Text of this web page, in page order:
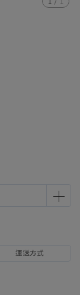
運送方式